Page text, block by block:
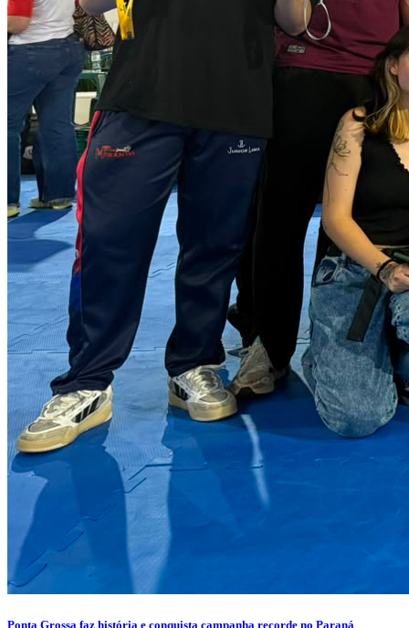
Ponta Grossa faz história e conquista campanha recorde no Paraná